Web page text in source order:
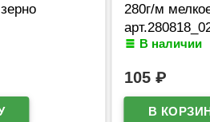
280г/м
В наличии
105 ₽